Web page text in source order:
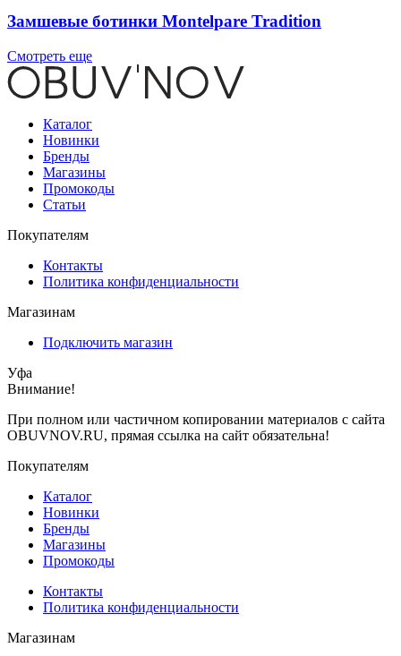
Замшевые ботинки Montelpare Tradition
Смотреть еще
Каталог
Новинки
Бренды
Магазины
Промокоды
Статьи
Покупателям
Контакты
Политика конфиденциальности
Магазинам
Подключить магазин
Уфа
Внимание!
При полном или частичном копировании материалов с сайта
OBUVNOV.RU, прямая ссылка на сайт обязательна!
Покупателям
Каталог
Новинки
Бренды
Магазины
Промокоды
Контакты
Политика конфиденциальности
Магазинам